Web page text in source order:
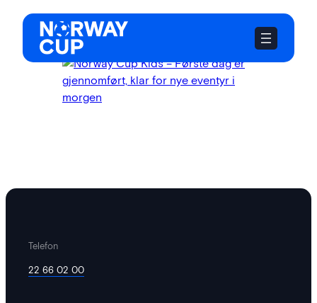
Hopp
innhold
Telefon
22 66 02 00